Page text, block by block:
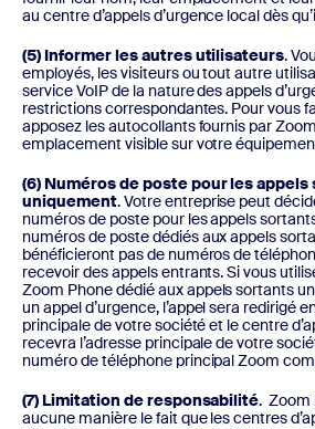
au centre d’appels d’urgence local dès
(5) Informer les autres utilisateurs.
employés, les visiteurs ou tout autre
service VoIP de la nature des appels
restrictions correspondantes. Pour vous
apposez les autocollants fournis par
emplacement visible sur votre
(6) Numéros de poste pour les
uniquement. Votre entreprise peut
numéros de poste pour les appels
numéros de poste dédiés aux appels
bénéficieront pas de numéros de
recevoir des appels entrants. Si vous
Zoom Phone dédié aux appels sortants
un appel d’urgence, l’appel sera redirigé
principale de votre société et le centre
recevra l’adresse principale de votre
numéro de téléphone principal Zoom
(7) Limitation de responsabilité. Zoom
aucune manière le fait que les centres